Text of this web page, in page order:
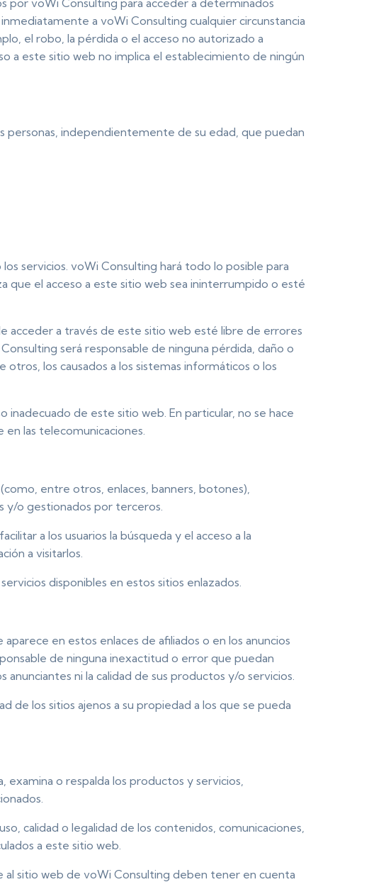
por voWi Consulting para acceder a determinados
a voWi Consulting cualquier circunstancia
el robo, la pérdida o el acceso no autorizado a
a este sitio web no implica el establecimiento de ningún
personas, independientemente de su edad, que puedan
servicios. voWi Consulting hará todo lo posible para
que el acceso a este sitio web sea ininterrumpido o esté
acceder a través de este sitio web esté libre de errores
será responsable de ninguna pérdida, daño o
los causados a los sistemas informáticos o los
de este sitio web. En particular, no se hace
las telecomunicaciones.
entre otros, enlaces, banners, botones),
y/o gestionados por terceros.
a los usuarios la búsqueda y el acceso a la
a visitarlos.
disponibles en estos sitios enlazados.
en estos enlaces de afiliados o en los anuncios
de ninguna inexactitud o error que puedan
ni la calidad de sus productos y/o servicios.
de los sitios ajenos a su propiedad a los que se pueda
o respalda los productos y servicios,
calidad o legalidad de los contenidos, comunicaciones,
a este sitio web.
sitio web de voWi Consulting deben tener en cuenta